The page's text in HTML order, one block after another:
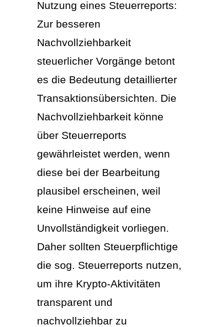
Nutzung eines Steuerreports:
Zur besseren
Nachvollziehbarkeit
steuerlicher Vorgänge betont
es die Bedeutung detaillierter
Transaktionsübersichten. Die
Nachvollziehbarkeit könne
über Steuerreports
gewährleistet werden, wenn
diese bei der Bearbeitung
plausibel erscheinen, weil
keine Hinweise auf eine
Unvollständigkeit vorliegen.
Daher sollten Steuerpflichtige
die sog. Steuerreports nutzen,
um ihre Krypto-Aktivitäten
transparent und
nachvollziehbar zu